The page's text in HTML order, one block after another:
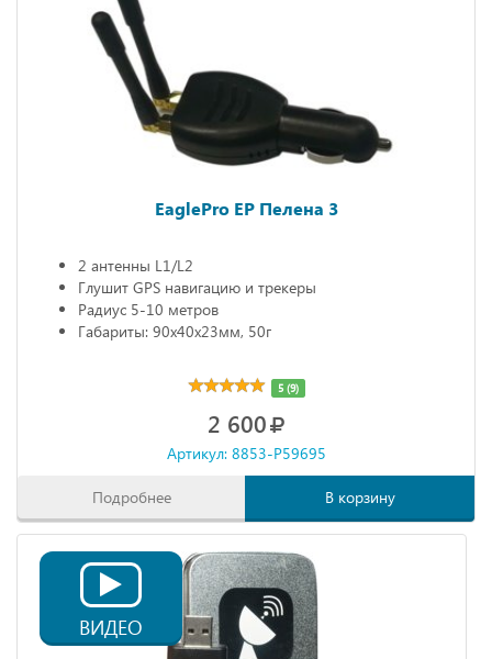
EaglePro EP Пелена 3
2 антенны L1/L2
Глушит GPS навигацию и трекеры
Радиус 5-10 метров
Габариты: 90х40х23мм, 50г
5 (9)
2 600
Артикул: 8853-P59695
Подробнее В корзину
ВИДЕО